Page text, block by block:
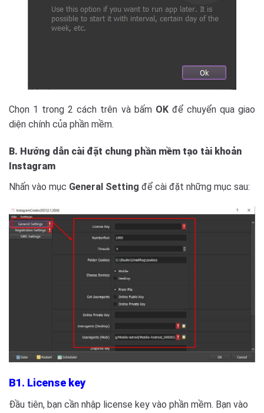
Chọn 1 trong 2 cách trên và bấm OKđể chuyển qua giao
diện chính của phần mềm.
B. Hướng dẫn cài đặt chung phần mềm tạo tài khoản
Instagram
Nhấn vào mục General Setting để cài đặt những mục sau:
B1. License key
Đầu tiên, bạn cần nhập license key vào phần mềm. Bạn vào